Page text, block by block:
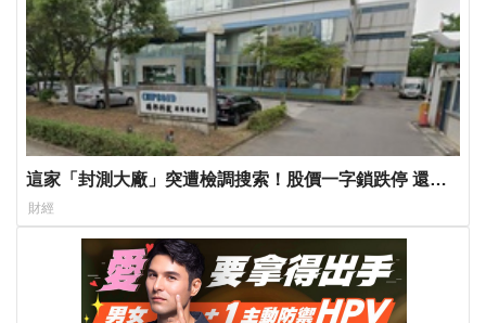
這家「封測大廠」突遭檢調搜索！股價一字鎖跌停 還有
萬張在排隊
財經